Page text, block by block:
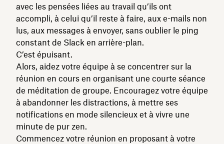
avec les pensées liées au travail qu’ils ont
accompli, à celui qu’il reste à faire, aux e-mails non
lus, aux messages à envoyer, sans oublier le ping
constant de Slack en arrière-plan.
C’est épuisant.
Alors, aidez votre équipe à se concentrer sur la
réunion en cours en organisant une courte séance
de méditation de groupe. Encouragez votre équipe
à abandonner les distractions, à mettre ses
notifications en mode silencieux et à vivre une
minute de pur zen.
Commencez votre réunion en proposant à votre